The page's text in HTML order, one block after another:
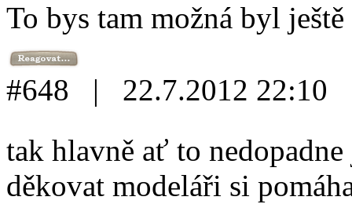
To bys tam možná byl
#648 | 22.7.2012
tak hlavně ať to nedopadne
děkovat modeláři si